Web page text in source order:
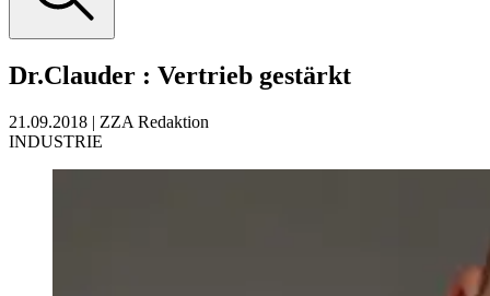
Dr.Clauder : Vertrieb gestärkt
21.09.2018 | ZZA Redaktion
INDUSTRIE